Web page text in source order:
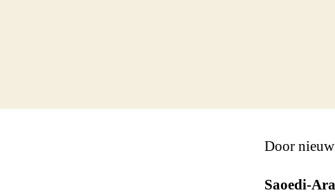
Door
Saoedi-